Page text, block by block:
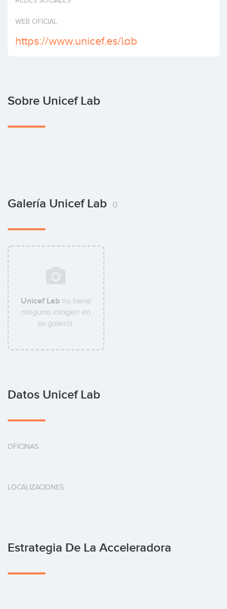
WEB OFICIAL
https://www.unicef.es/lab
Sobre Unicef Lab
Galería Unicef Lab 0
Unicef Lab no tiene
ninguna imágen en
su galería.
Datos Unicef Lab
OFICINAS
LOCALIZACIONES
Estrategia De La Acceleradora